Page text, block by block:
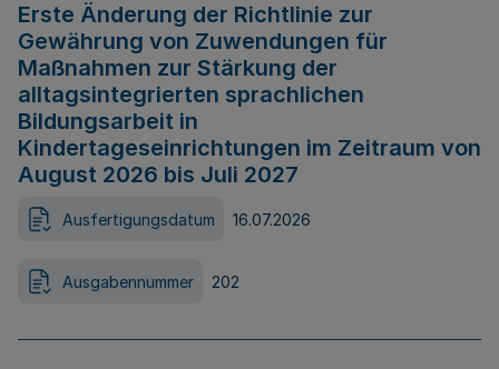
Erste Änderung der Richtlinie zur
Gewährung von Zuwendungen für
Maßnahmen zur Stärkung der
alltagsintegrierten sprachlichen
Bildungsarbeit in
Kindertageseinrichtungen im Zeitraum von
August 2026 bis Juli 2027
Ausfertigungsdatum 16.07.2026
Ausgabennummer 202